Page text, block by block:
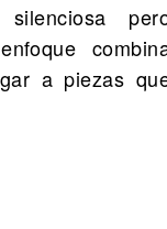
a piezas